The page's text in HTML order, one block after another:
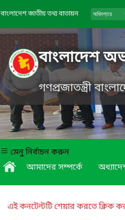
বাংলাদেশ জাতীয় তথ্য বাতায়ন
বাংলাদেশ
গণপ্রজাতন্ত্রী
মেনু নির্বাচন করুন
আমাদের সম্পর্কে
এই কনটেন্টটি শেয়ার করতে ক্লিক